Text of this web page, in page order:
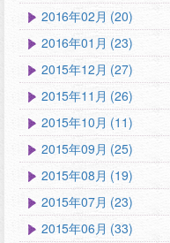
2016年02月 (20)
2016年01月 (23)
2015年12月 (27)
2015年11月 (26)
2015年10月 (11)
2015年09月 (25)
2015年08月 (19)
2015年07月 (23)
2015年06月 (33)